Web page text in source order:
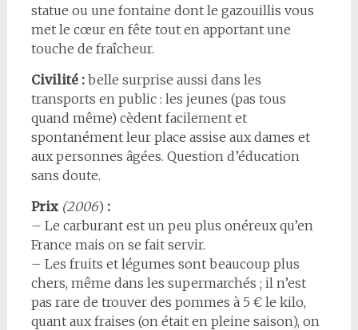
statue ou une fontaine dont le gazouillis vous
met le cœur en fête tout en apportant une
touche de fraîcheur.
Civilité :belle surprise aussi dans les
transports en public : les jeunes (pas tous
quand même) cèdent facilement et
spontanément leur place assise aux dames et
aux personnes âgées. Question d’éducation
sans doute.
Prix (2006) :
– Le carburant est un peu plus onéreux qu’en
France mais on se fait servir.
– Les fruits et légumes sont beaucoup plus
chers, même dans les supermarchés ; il n’est
pas rare de trouver des pommes à 5 € le kilo,
quant aux fraises (on était en pleine saison), on